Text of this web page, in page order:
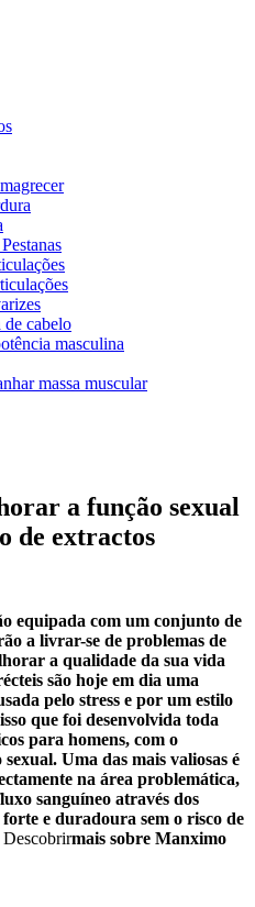
de cabelo
masculina
massa muscular
a função sexual
de extractos
equipada com um conjunto de
a livrar-se de problemas de
a qualidade da sua vida
são hoje em dia uma
pelo stress e por um estilo
que foi desenvolvida toda
para homens, com o
Uma das mais valiosas é
na área problemática,
sanguíneo através dos
e duradoura sem o risco de
Descobrirmais sobre Manximo